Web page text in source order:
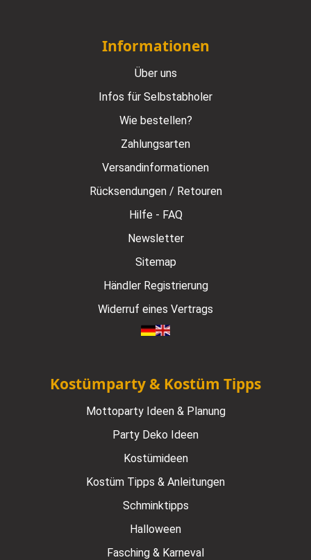
Informationen
Über uns
Infos für Selbstabholer
Wie bestellen?
Zahlungsarten
Versandinformationen
Rücksendungen / Retouren
Hilfe - FAQ
Newsletter
Sitemap
Händler Registrierung
Widerruf eines Vertrags
Kostümparty & Kostüm Tipps
Mottoparty Ideen & Planung
Party Deko Ideen
Kostümideen
Kostüm Tipps & Anleitungen
Schminktipps
Halloween
Fasching & Karneval